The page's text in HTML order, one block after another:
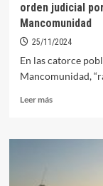
orden judicial
Mancomunidad
25/11/2024
En las catorce
Mancomunidad,
Leer másLeer
La